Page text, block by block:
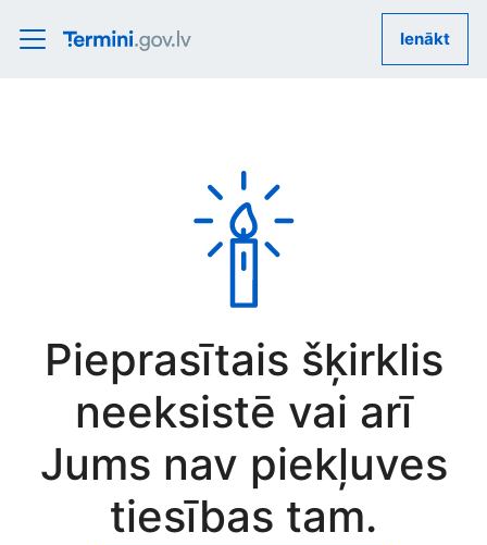
Ienākt
Pieprasītais šķirklis
neeksistē vai arī
Jums nav piekļuves
tiesības tam.